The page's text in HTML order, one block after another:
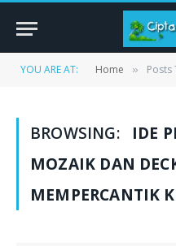
YOU ARE AT: Home » Posts
BROWSING:
IDE
MOZAIK DAN
MEMPERCANTIK